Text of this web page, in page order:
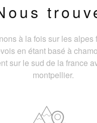
à la fois sur les alpes
en étant basé à
sur le sud de la france
montpellier.